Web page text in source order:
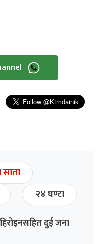
साता
२४ घण्टा
दुई जना